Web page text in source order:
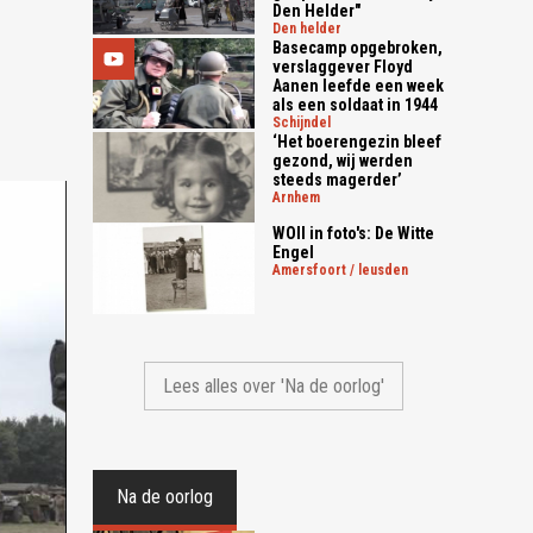
Den Helder"
den helder
Basecamp opgebroken,
verslaggever Floyd
Aanen leefde een week
als een soldaat in 1944
schijndel
‘Het boerengezin bleef
gezond, wij werden
steeds magerder’
arnhem
WOII in foto's: De Witte
Engel
amersfoort / leusden
Lees alles over 'Na de oorlog'
Na de oorlog